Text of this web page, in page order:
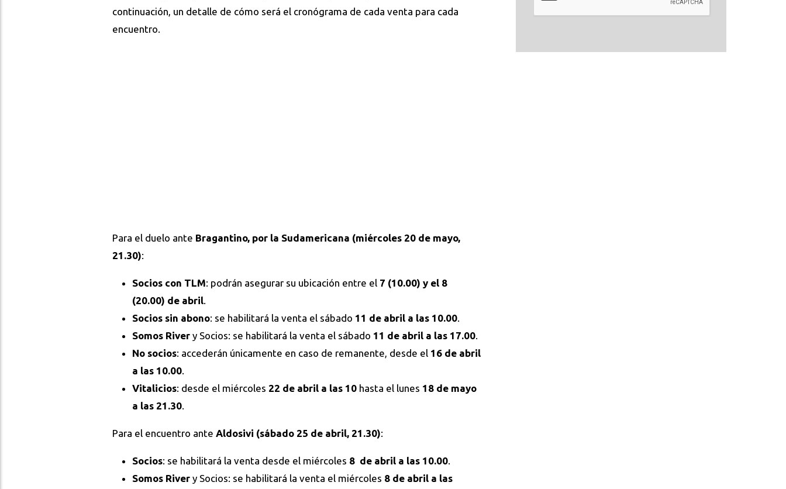
continuación, un detalle de cómo será el cronógrama de cada venta para cada
encuentro.
Para el duelo ante Bragantino, por la Sudamericana (miércoles 20 de mayo,
21.30):
Socios con TLM: podrán asegurar su ubicación entre el 7 (10.00) y el 8
(20.00) de abril
Socios sin abono: se habilitará la venta el sábado 11 de abril a las 10.00
Somos River y Socios: se habilitará la venta el sábado 11 de abril a las 17.00
No socios: accederán únicamente en caso de remanente, desde el 16 de abril
a las 10.00
Vitalicios: desde el miércoles 22 de abril a las 10 hasta el lunes 18 de mayo
a las 21.30
Para el encuentro ante Aldosivi (sábado 25 de abril, 21.30):
Socios: se habilitará la venta desde el miércoles 8 de abril a las 10.00
Somos River y Socios: se habilitará la venta el miércoles 8 de abril a las